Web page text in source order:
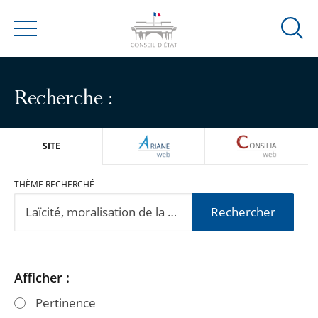
Menu
Ouvrir
Recherche :
SITE ARIANEWEB
THÈME RECHERCHÉ
Rechercher
Passer
les
Passer
les
Afficher :
Pertinence